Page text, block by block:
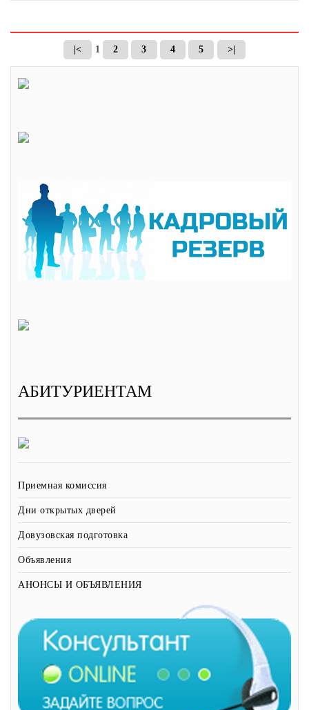
|< 1 2 3 4 5 >|
АБИТУРИЕНТАМ
Приемная комиссия
Дни открытых дверей
Довузовская подготовка
Объявления
АНОНСЫ И ОБЪЯВЛЕНИЯ